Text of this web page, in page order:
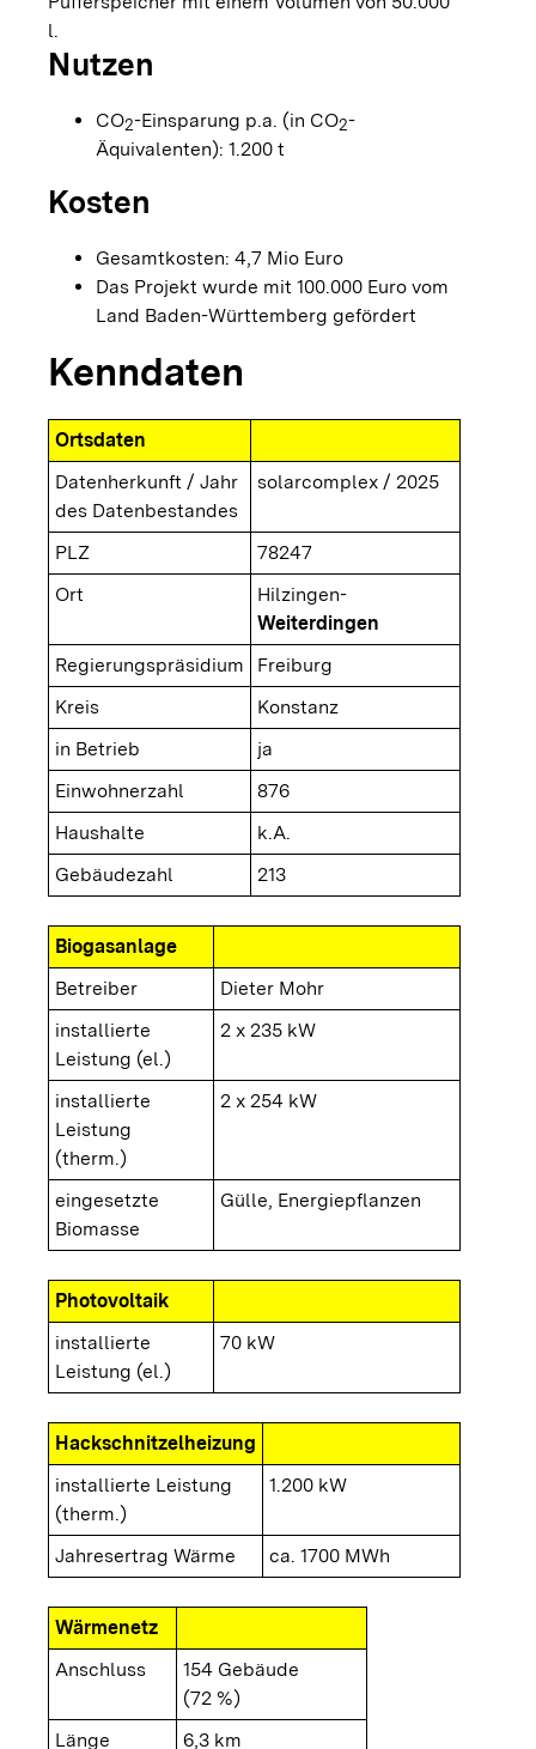
l.
Nutzen
CO2-Einsparung p.a. (in CO2-
Äquivalenten): 1.200 t
Kosten
Gesamtkosten: 4,7 Mio Euro
Das Projekt wurde mit 100.000 Euro vom
Land Baden-Württemberg gefördert
Kenndaten
Ortsdaten
Datenherkunft / Jahr
des Datenbestandes
solarcomplex / 2025
PLZ
78247
Ort
Hilzingen-
Weiterdingen
Regierungspräsidium
Freiburg
Kreis
Konstanz
in Betrieb
ja
Einwohnerzahl
876
Haushalte
k.A.
Gebäudezahl
213
Biogasanlage
Betreiber
Dieter Mohr
installierte
Leistung (el.)
2 x 235 kW
installierte
Leistung
(therm.)
2 x 254 kW
eingesetzte
Biomasse
Gülle, Energiepflanzen
Photovoltaik
installierte
Leistung (el.)
70 kW
Hackschnitzelheizung
installierte Leistung
(therm.)
1.200 kW
Jahresertrag Wärme ca. 1700 MWh
Wärmenetz
Anschluss
154 Gebäude
(72 %)
Länge
6,3 km